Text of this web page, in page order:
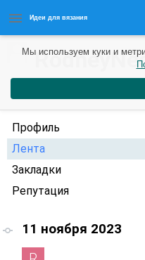
Идеи для вязания
Профиль
Лента
Закладки
Репутация
11 ноября 2023
Мы используем куки и